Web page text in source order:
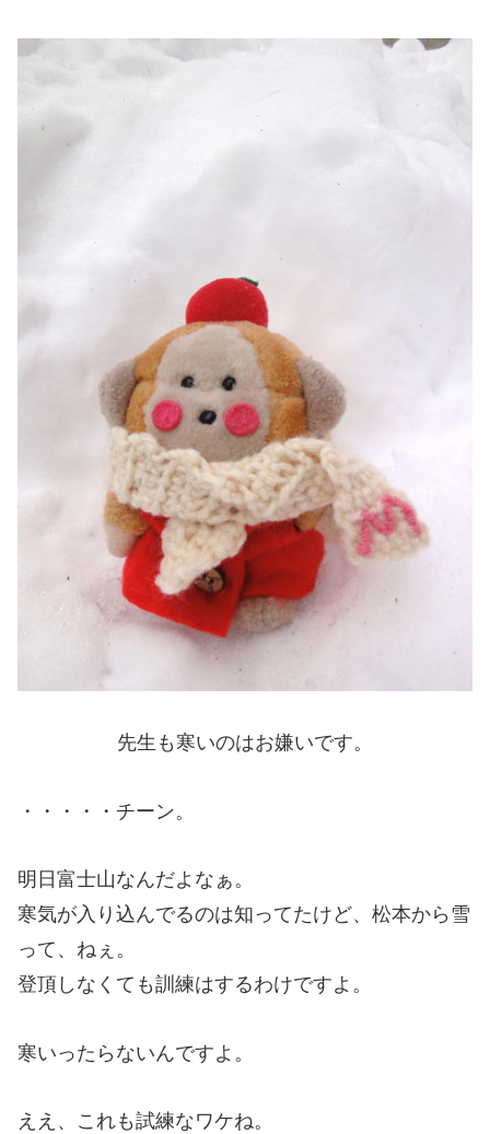
先生も寒いのはお嫌いです。
・・・・・チーン。
明日富士山なんだよなぁ。
寒気が入り込んでるのは知ってたけど、松本から雪
って、ねぇ。
登頂しなくても訓練はするわけですよ。
寒いったらないんですよ。
ええ、これも試練なワケね。